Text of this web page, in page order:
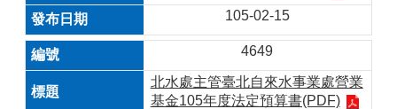
105-02-15
4649
北水處主管臺北自來水事業處營業
基金105年度法定預算書(PDF)